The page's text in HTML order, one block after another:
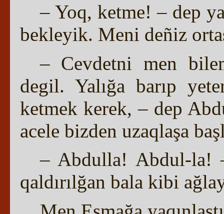
– Yoq, ketme! – dep
bekleyik. Meni deñiz
– Cevdetni men
degil. Yalığa barıp
ketmek kerek, – dep
acele bizden uzaqlaşa
– Abdulla! Abdul-la! –
qaldırılğan bala kibi